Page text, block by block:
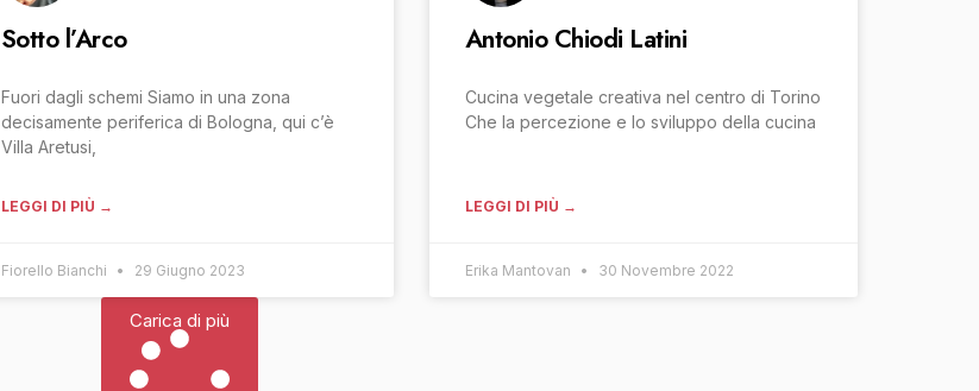
Sotto l’Arco
Fuori dagli schemi Siamo in una zona
decisamente periferica di Bologna, qui c’è
Villa Aretusi,
LEGGI DI PIÙ →
Fiorello Bianchi 29 Giugno 2023
Antonio Chiodi Latini
Cucina vegetale creativa nel centro di Torino
Che la percezione e lo sviluppo della cucina
LEGGI DI PIÙ →
Erika Mantovan 30 Novembre 2022
Carica di più